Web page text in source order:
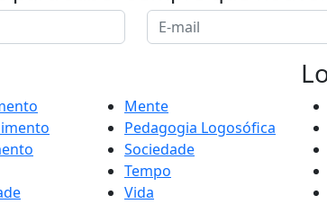
Mente
Pedagogia Logosófica
Sociedade
Tempo
Vida